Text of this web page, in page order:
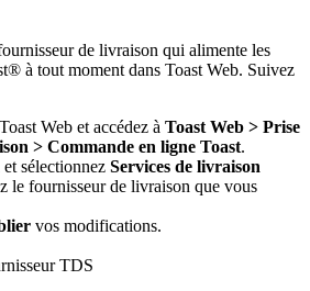
de livraison qui alimente les
à tout moment dans Toast Web. Suivez
Web et accédez à Toast Web > Prise
> Commande en ligne Toast.
et sélectionnez Services de livraison
le fournisseur de livraison que vous
vos modifications.